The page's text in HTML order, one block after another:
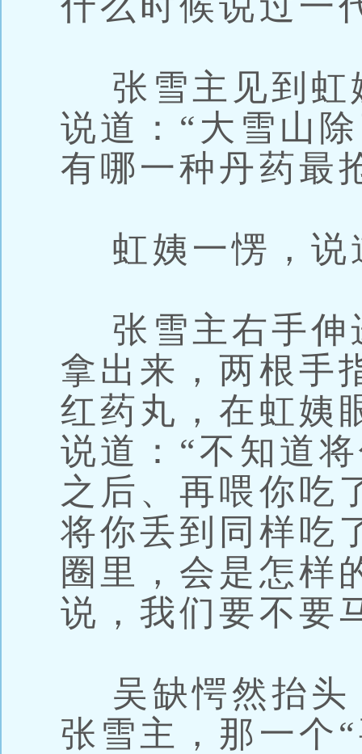
张雪主见到虹
说道：“大雪山
有哪一种丹药最
虹姨一愣，说
张雪主右手伸
拿出来，两根手
红药丸，在虹姨
说道：“不知道
之后、再喂你吃
将你丢到同样吃
圈里，会是怎样
说，我们要不要
吴缺愕然抬头
张雪主，那一个